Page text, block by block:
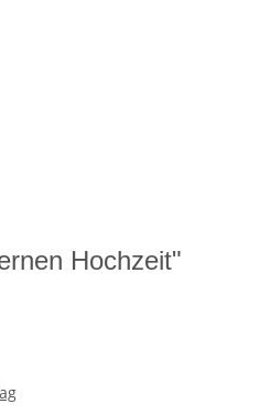
Hochzeit"